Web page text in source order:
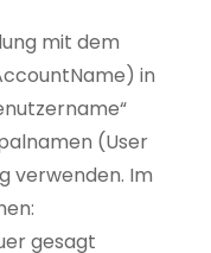
mit dem
in
(User
verwenden. Im
gesagt